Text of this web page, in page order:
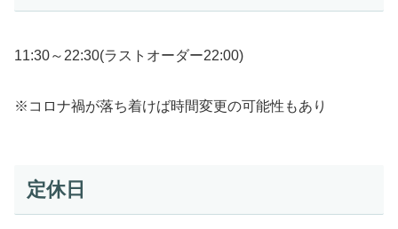
11:30～22:30(ラストオーダー22:00)
※コロナ禍が落ち着けば時間変更の可能性もあり
定休日